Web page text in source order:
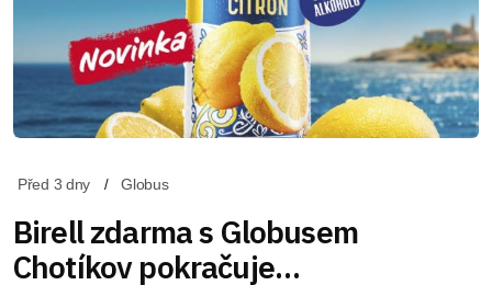
Před 3 dny Globus
Birell zdarma s Globusem
Chotíkov pokračuje…